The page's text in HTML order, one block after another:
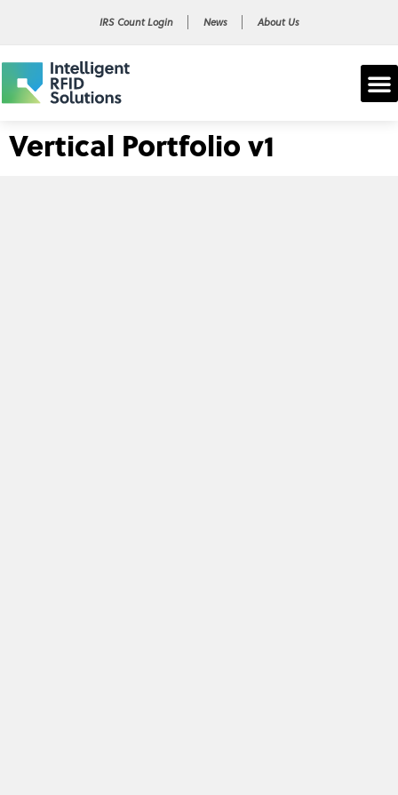
IRS Count Login News About Us
Vertical Portfolio v1